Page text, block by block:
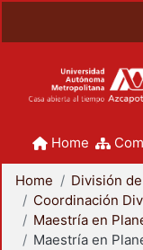
Home
Home